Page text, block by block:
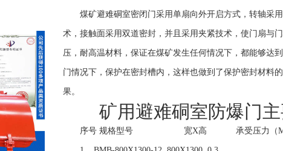
煤矿避难硐室密闭门采用单扇向外开启方式，转轴采
术，接触面采用双道密封，并且采用夹紧技术，使门扇与
压，耐高温材料，保证在煤矿发生任何情况下，都能够达
门情况下，保护在密封槽内，这样也做到了保护密封材料
果。
矿用避难硐室防爆门主
序号 规格型号 宽X高 承受压力（